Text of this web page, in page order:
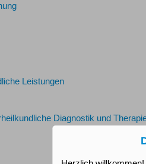
Leistungen
Diagnostik und